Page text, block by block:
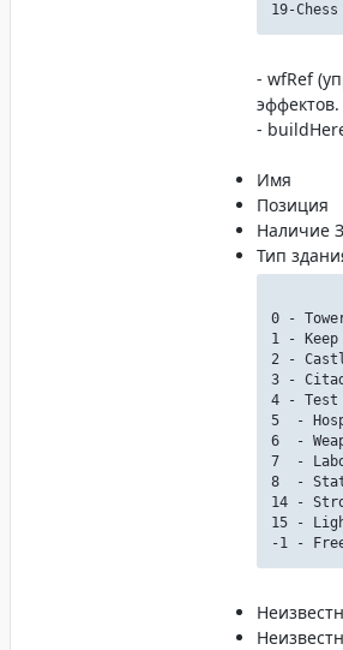
19-
- wfRef
эффектов.
-
Имя
Позиция
Наличие
Тип
0 -
1 - Keep
2 -
3 -
4 - Test
5 -
6 -
7 -
8 -
14 -
15 -
-1 -